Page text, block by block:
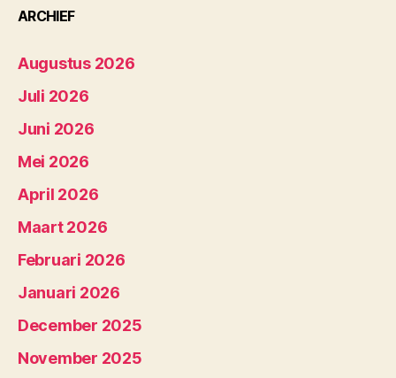
ARCHIEF
Augustus 2026
Juli 2026
Juni 2026
Mei 2026
April 2026
Maart 2026
Februari 2026
Januari 2026
December 2025
November 2025